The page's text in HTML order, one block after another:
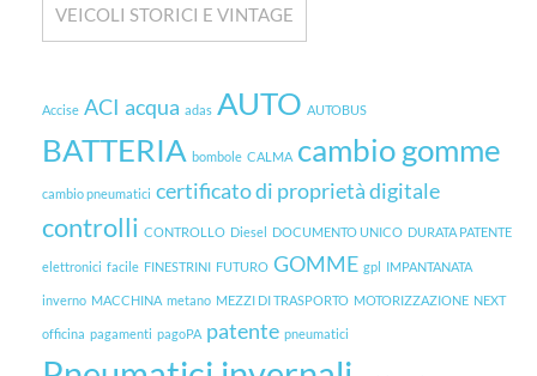
VEICOLI STORICI E VINTAGE
Accise ACI acqua adas AUTO AUTOBUS
BATTERIA bombole CALMA cambio gomme
cambio pneumatici certificato di proprietà digitale
controlli CONTROLLO Diesel DOCUMENTO UNICO DURATA PATENTE
elettronici facile FINESTRINI FUTURO GOMME gpl IMPANTANATA
inverno MACCHINA metano MEZZI DI TRASPORTO MOTORIZZAZIONE NEXT
officina pagamenti pagoPA patente pneumatici